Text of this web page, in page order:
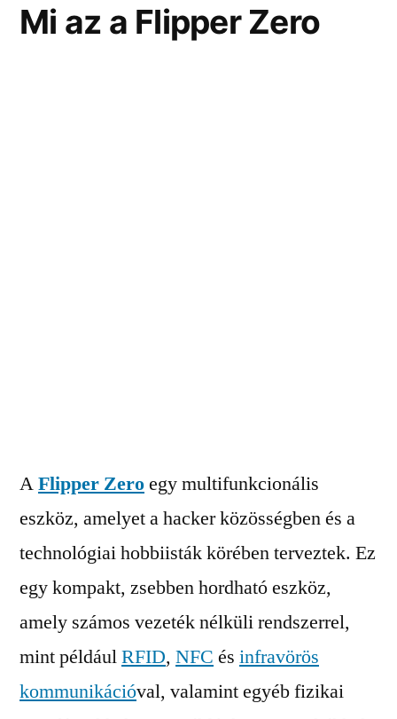
Mi az a Flipper Zero
AFlipper Zeroegy multifunkcionális
eszköz, amelyet a hacker közösségben és a
technológiai hobbiisták körében terveztek. Ez
egy kompakt, zsebben hordható eszköz,
amely számos vezeték nélküli rendszerrel,
mint példáulRFID, NFC és infravörös
kommunikációval, valamint egyéb fizikai